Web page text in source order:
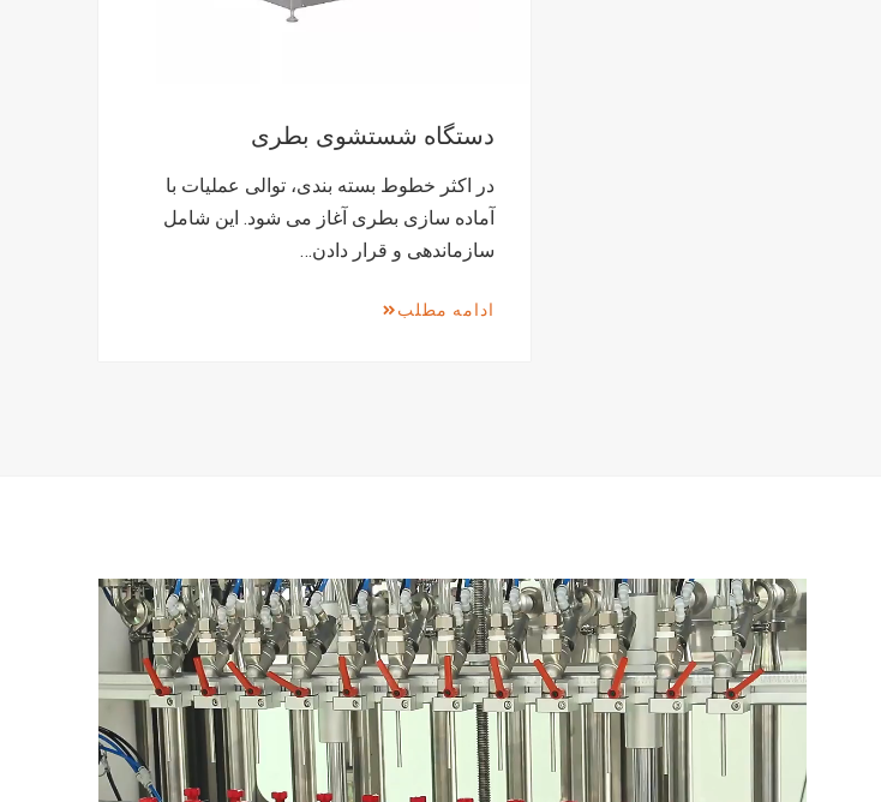
دستگاه شستشوی بطری
در اکثر خطوط بسته بندی، توالی عملیات با
آماده سازی بطری آغاز می شود. این شامل
سازماندهی و قرار دادن…
ادامه مطلب